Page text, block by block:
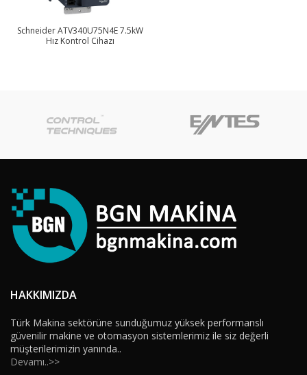
Schneider ATV340U75N4E 7.5kW
Hız Kontrol Cihazı
HAKKIMIZDA
Türk Makina sektörüne sunduğumuz yüksek performanslı
güvenilir makine ve otomasyon sistemlerimiz ile siz değerli
müşterilerimizin yanında..
Devamı..>>